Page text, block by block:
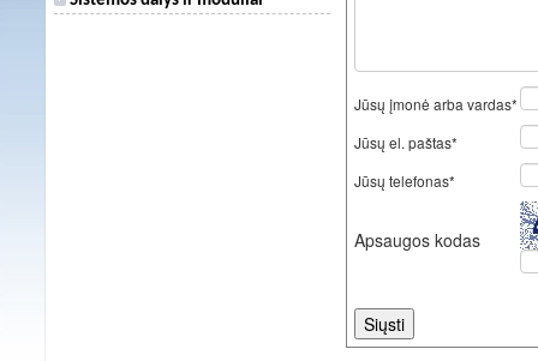
Jūsų įmonė arba vardas*
Jūsų el. paštas*
Jūsų telefonas*
Apsaugos kodas